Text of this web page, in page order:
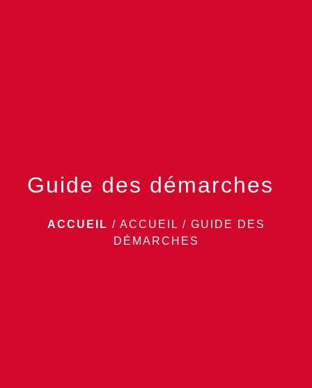
Guide des démarches
ACCUEIL / ACCUEIL / GUIDE DES
DÉMARCHES